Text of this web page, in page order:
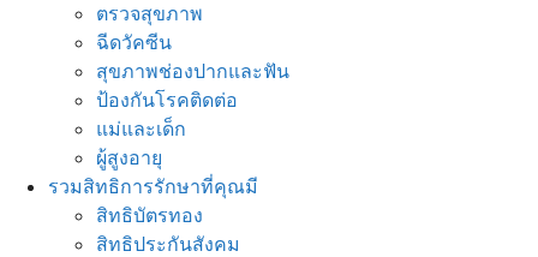
ตรวจสุขภาพ
ฉีดวัคซีน
สุขภาพช่องปากและฟัน
ป้องกันโรคติดต่อ
แม่และเด็ก
ผู้สูงอายุ
รวมสิทธิการรักษาที่คุณมี
สิทธิบัตรทอง
สิทธิประกันสังคม